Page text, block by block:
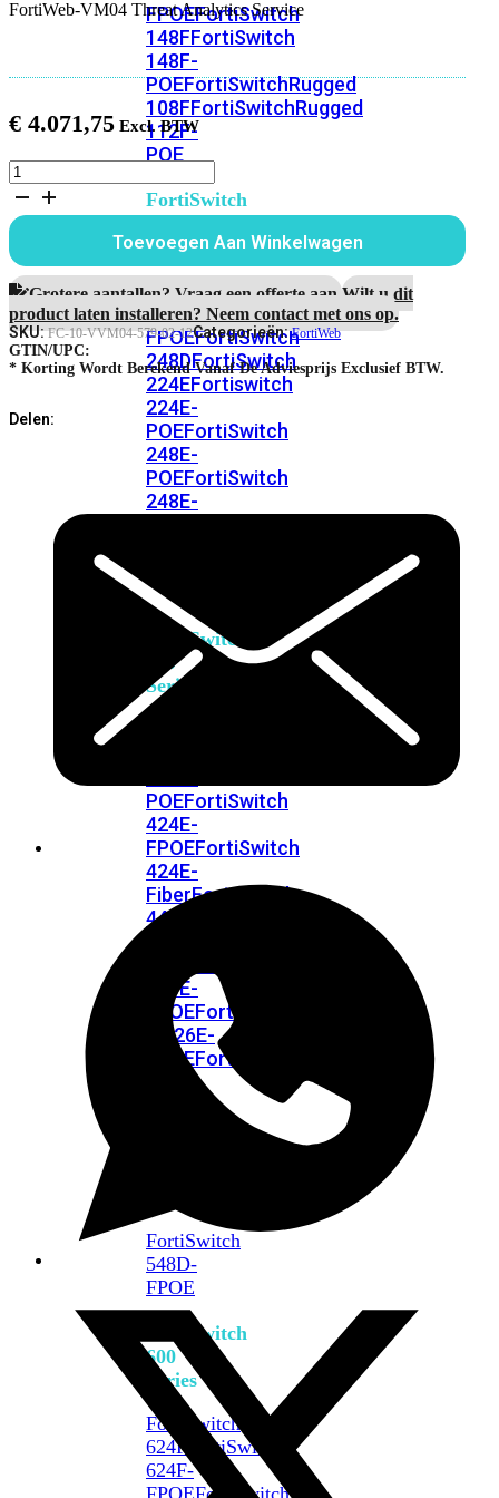
FPOEFortiSwitch
148FFortiSwitch
148F-
POEFortiSwitchRugged
108FFortiSwitchRugged
112F-
POE
FortiSwitch
Series
FortiSwitch
224D-
FPOEFortiSwitch
248DFortiSwitch
224EFortiswitch
224E-
POEFortiSwitch
248E-
POEFortiSwitch
248E-
FortiSwitch
400
Series
POEFortiSwitch
424E-
FPOEFortiSwitch
424E-
FiberFortiSwitch
448E
448E-
FPOEFortiSwitch
M426E-
FPOEFortiSwitchRugged
424F-
FortiSwitch
548D-
FPOE
FortiSwitch
600
Series
FortiSwitch
624F FortiSwitch
624F-
FPOEFortiSwitch
FortiWeb-VM04 Threat Analytics Service
€ 4.071,75
FortiWeb-
VM04
jaar
Threat
Analytics
Service
aantal
Toevoegen Aan Winkelwagen
Grotere aantallen? Vraag een offerte aan.Wilt u dit
product laten installeren? Neem contact met ons op.
SKU:FC-10-VVM04-579-02-12Categorieën:FortiWeb
GTIN/UPC:
* Korting Wordt Berekend Vanaf De Adviesprijs Exclusief BTW.
Delen: